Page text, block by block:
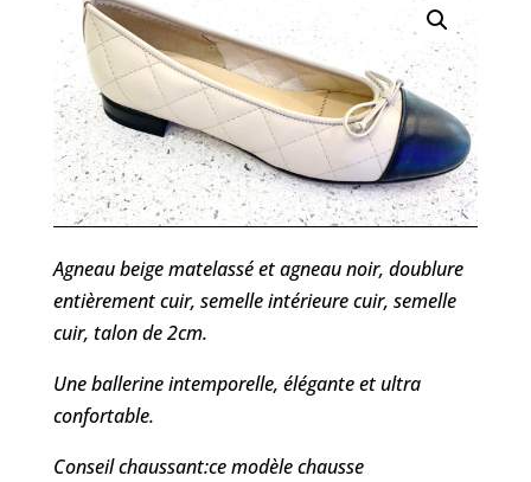
Agneau beige matelassé et agneau noir, doublure
entièrement cuir, semelle intérieure cuir, semelle
cuir, talon de 2cm.
Une ballerine intemporelle, élégante et ultra
confortable.
Conseil chaussant:ce modèle chausse